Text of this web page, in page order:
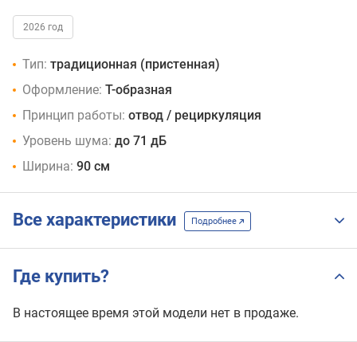
2026 год
Тип: традиционная (пристенная)
Оформление: Т-образная
Принцип работы: отвод / рециркуляция
Уровень шума: до 71 дБ
Ширина: 90 см
Все характеристики Подробнее
Где купить?
В настоящее время этой модели нет в продаже.